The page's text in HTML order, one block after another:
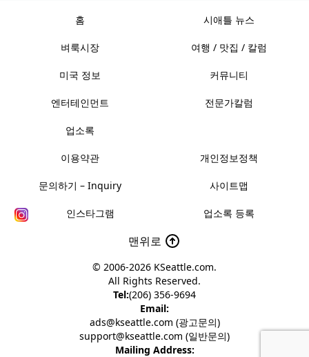
홈 시애틀 뉴스
벼룩시장 여행 / 맛집 / 칼럼
미국 정보 커뮤니티
엔터테인먼트 전문가칼럼
업소록
이용약관 개인정보정책
문의하기 – Inquiry 사이트맵
인스타그램 업소록 등록
맨위로
© 2006-2026 KSeattle.com.
All Rights Reserved.
Tel:(206) 356-9694
Email:
ads@kseattle.com (광고문의)
support@kseattle.com (일반문의)
Mailing Address: